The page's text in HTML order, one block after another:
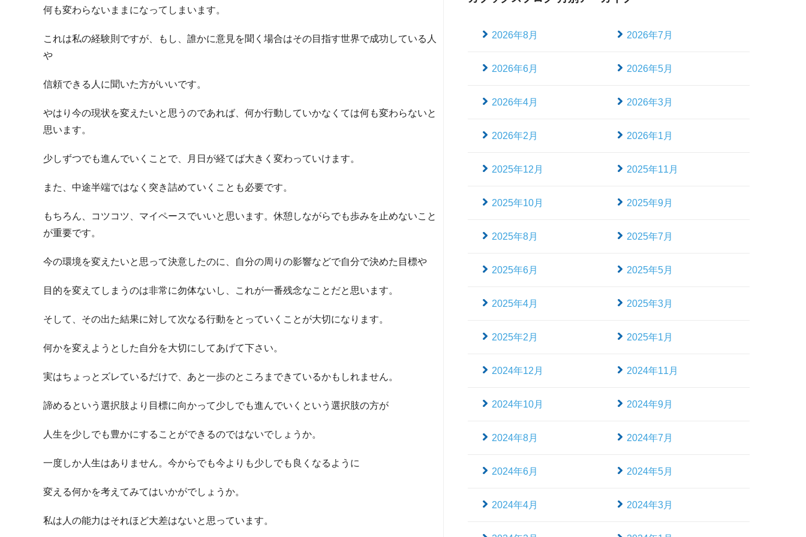
何も変わらないままになってしまいます。
これは私の経験則ですが、もし、誰かに意見を聞く場合はその目指す世界で成功している人
や
信頼できる人に聞いた方がいいです。
やはり今の現状を変えたいと思うのであれば、何か行動していかなくては何も変わらないと
思います。
少しずつでも進んでいくことで、月日が経てば大きく変わっていけます。
また、中途半端ではなく突き詰めていくことも必要です。
もちろん、コツコツ、マイペースでいいと思います。休憩しながらでも歩みを止めないこと
が重要です。
今の環境を変えたいと思って決意したのに、自分の周りの影響などで自分で決めた目標や
目的を変えてしまうのは非常に勿体ないし、これが一番残念なことだと思います。
そして、その出た結果に対して次なる行動をとっていくことが大切になります。
何かを変えようとした自分を大切にしてあげて下さい。
実はちょっとズレているだけで、あと一歩のところまできているかもしれません。
諦めるという選択肢より目標に向かって少しでも進んでいくという選択肢の方が
人生を少しでも豊かにすることができるのではないでしょうか。
一度しか人生はありません。今からでも今よりも少しでも良くなるように
変える何かを考えてみてはいかがでしょうか。
私は人の能力はそれほど大差はないと思っています。
2026年8月 2026年7月
2026年6月 2026年5月
2026年4月 2026年3月
2026年2月 2026年1月
2025年12月 2025年11月
2025年10月 2025年9月
2025年8月 2025年7月
2025年6月 2025年5月
2025年4月 2025年3月
2025年2月 2025年1月
2024年12月 2024年11月
2024年10月 2024年9月
2024年8月 2024年7月
2024年6月 2024年5月
2024年4月 2024年3月